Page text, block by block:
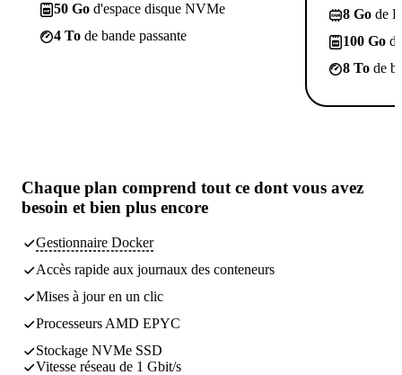
50 Go d'espace disque NVMe
4 To de bande passante
8 Go de
100 Go
8 To de
Chaque plan comprend tout ce dont vous avez
besoin et bien plus encore
Gestionnaire Docker
Accès rapide aux journaux des conteneurs
Mises à jour en un clic
Processeurs AMD EPYC
Stockage NVMe SSD
Vitesse réseau de 1 Gbit/s